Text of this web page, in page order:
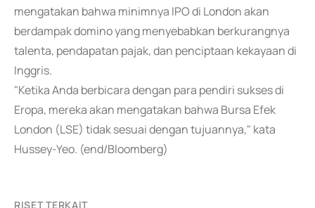
mengatakan bahwa minimnya IPO di London akan
berdampak domino yang menyebabkan berkurangnya
talenta, pendapatan pajak, dan penciptaan kekayaan di
Inggris.
"Ketika Anda berbicara dengan para pendiri sukses di
Eropa, mereka akan mengatakan bahwa Bursa Efek
London (LSE) tidak sesuai dengan tujuannya," kata
Hussey-Yeo. (end/Bloomberg)
RISET TERKAIT